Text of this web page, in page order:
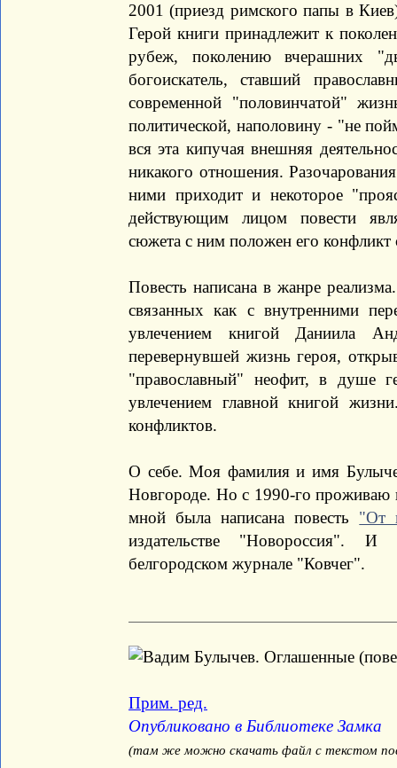
2001 (приезд римского папы в
Герой книги принадлежит к
рубеж, поколению вчерашних
богоискатель, ставший
современной "половинчатой"
политической, наполовину - "не
вся эта кипучая внешняя
никакого отношения.
ними приходит и некоторое
действующим лицом повести
сюжета с ним положен его
Повесть написана в жанре
связанных как с внутренними
увлечением книгой Даниила
перевернувшей жизнь героя,
"православный" неофит, в душе
увлечением главной книгой
конфликтов.
О себе. Моя фамилия и имя
Новгороде. Но с 1990-го проживаю
мной была написана повесть "От
издательстве "Новороссия".
белгородском журнале "Ковчег".
Прим. ред.
Опубликовано в Библиотеке Замка
(там же можно скачать файл с текстом